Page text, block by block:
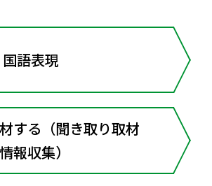
語表現
する（聞き取り取材
報収集）